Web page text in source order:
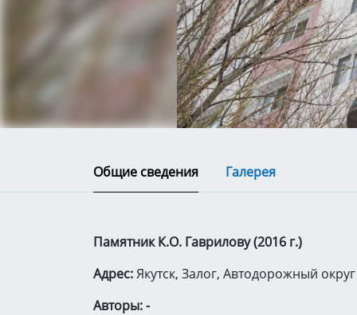
Общие сведения Галерея
Памятник К.О. Гаврилову (2016 г.)
Адрес:Якутск, Залог, Автодорожный округ
Авторы: -